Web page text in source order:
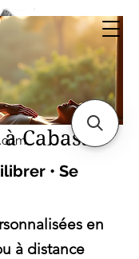
soins
Reiki Usui
Cabasse
• Se
en
à distance